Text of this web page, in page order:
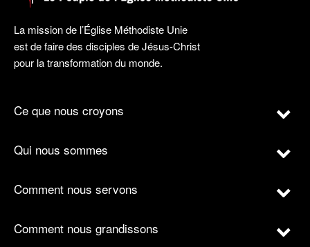
La mission de l’Église Méthodiste Unie
est de faire des disciples de Jésus-Christ
pour la transformation du monde.
Ce que nous croyons
Qui nous sommes
Comment nous servons
Comment nous grandissons